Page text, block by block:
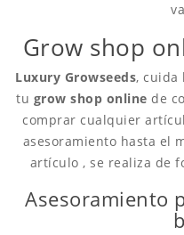
Grow shop
Luxury Growseeds, cuida
tu grow shop onlinede
comprar cualquier
asesoramiento hasta el
artículo , se realiza de
Asesoramiento